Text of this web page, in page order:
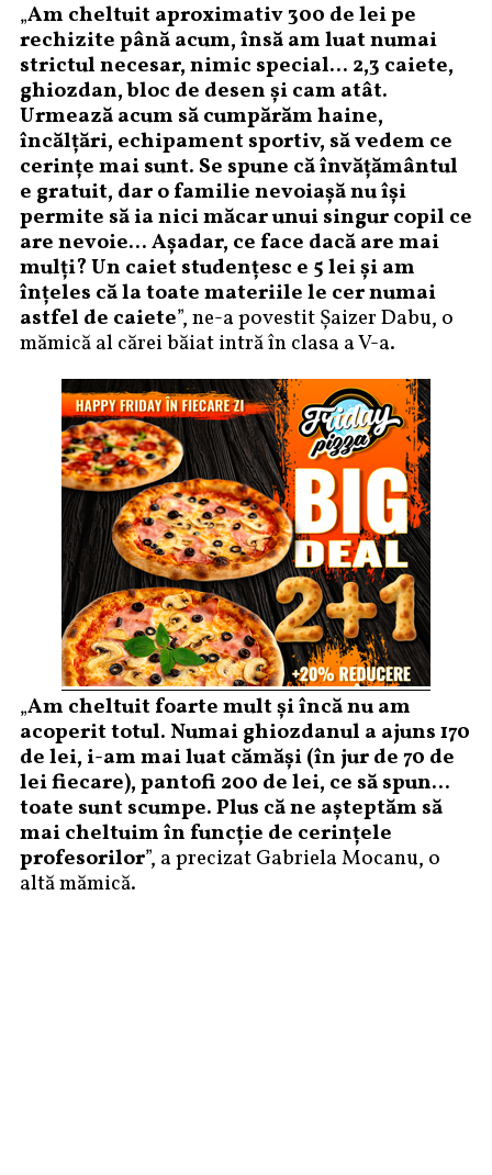
„Am cheltuit aproximativ 300 de lei pe
rechizite până acum, însă am luat numai
strictul necesar, nimic special… 2,3 caiete,
ghiozdan, bloc de desen și cam atât.
Urmează acum să cumpărăm haine,
încălțări, echipament sportiv, să vedem ce
cerințe mai sunt. Se spune că învățământul
e gratuit, dar o familie nevoiașă nu își
permite să ia nici măcar unui singur copil ce
are nevoie… Așadar, ce face dacă are mai
mulți? Un caiet studențesc e 5 lei și am
înțeles că la toate materiile le cer numai
astfel de caiete”, ne-a povestit Șaizer Dabu, o
mămică al cărei băiat intră în clasa a V-a.
„Am cheltuit foarte mult și încă nu am
acoperit totul. Numai ghiozdanul a ajuns 170
de lei, i-am mai luat cămăși (în jur de 70 de
lei fiecare), pantofi 200 de lei, ce să spun…
toate sunt scumpe. Plus că ne așteptăm să
mai cheltuim în funcție de cerințele
profesorilor”, a precizat Gabriela Mocanu, o
altă mămică.